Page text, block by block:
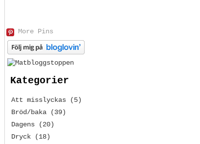
More Pins
Kategorier
Att misslyckas(5)
Bröd/baka(39)
Dagens(20)
Dryck(18)